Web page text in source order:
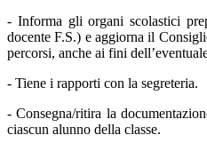
- Informa gli organi scolastici
docente F.S.) e aggiorna il
percorsi, anche ai fini
- Tiene i rapporti con la segreteria.
- Consegna/ritira la
ciascun alunno della classe.